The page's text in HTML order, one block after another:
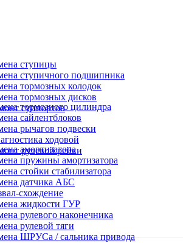
ступицы
ступичного подшипника
тормозных колодок
тормозных дисков
суппортов
тормозного цилиндра
сайлентблоков
рычагов подвески
ходовой
рулевой рейки
амортизатора
пружины амортизатора
стойки стабилизатора
датчика АБС
схождение
жидкости ГУР
рулевого наконечника
рулевой тяги
ШРУСа / сальника привода